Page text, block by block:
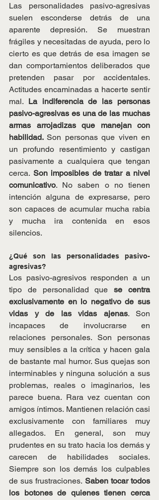
Las personalidades pasivo-agresivas
suelen esconderse detrás de una
aparente depresión. Se muestran
frágiles y necesitadas de ayuda, pero lo
cierto es que detrás de esa imagen se
dan comportamientos deliberados que
pretenden pasar por accidentales.
Actitudes encaminadas a hacerte sentir
mal. La indiferencia de las personas
pasivo-agresivas es una de las muchas
armas arrojadizas que manejan con
habilidad. Son personas que viven en
un profundo resentimiento y castigan
pasivamente a cualquiera que tengan
cerca. Son imposibles de tratar a nivel
comunicativo. No saben o no tienen
intención alguna de expresarse, pero
son capaces de acumular mucha rabia
y mucha ira contenida en esos
silencios.
¿Qué son las personalidades pasivo-
agresivas?
Los pasivo-agresivos responden a un
tipo de personalidad que se centra
exclusivamente en lo negativo de sus
vidas y de las vidas ajenas. Son
incapaces de involucrarse en
relaciones personales. Son personas
muy sensibles a la crítica y hacen gala
de bastante mal humor. Sus quejas son
interminables y ninguna solución a sus
problemas, reales o imaginarios, les
parece buena. Rara vez cuentan con
amigos íntimos. Mantienen relación casi
exclusivamente con familiares muy
allegados. En general, son muy
prudentes en su trato hacia los demás y
carecen de habilidades sociales.
Siempre son los demás los culpables
de sus frustraciones. Saben tocar todos
los botones de quienes tienen cerca